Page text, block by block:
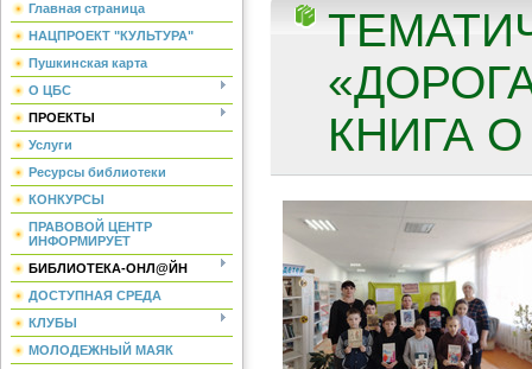
Главная страница
НАЦПРОЕКТ "КУЛЬТУРА"
Пушкинская карта
О ЦБС
ПРОЕКТЫ
Услуги
Ресурсы библиотеки
КОНКУРСЫ
ПРАВОВОЙ ЦЕНТР
ИНФОРМИРУЕТ
БИБЛИОТЕКА-ОНЛ@ЙН
ДОСТУПНАЯ СРЕДА
КЛУБЫ
МОЛОДЕЖНЫЙ МАЯК
КНИГА